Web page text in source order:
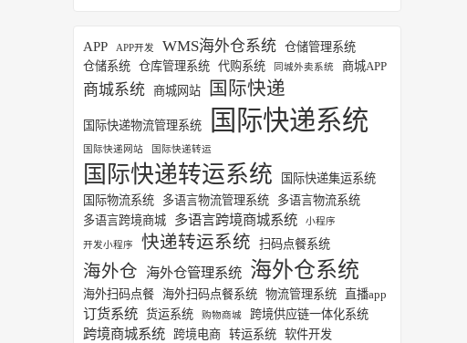
APP APP开发 WMS海外仓系统 仓储管理系统
仓储系统 仓库管理系统 代购系统 同城外卖系统 商城APP
商城系统 商城网站 国际快递
国际快递物流管理系统 国际快递系统
国际快递网站 国际快递转运
国际快递转运系统
国际快递集运系统
国际物流系统
多语言物流管理系统
多语言物流系统
多语言跨境商城
多语言跨境商城系统 小程序
开发小程序 快递转运系统 扫码点餐系统
海外仓 海外仓管理系统 海外仓系统
海外扫码点餐 海外扫码点餐系统 物流管理系统 直播app
订货系统 货运系统 购物商城 跨境供应链一体化系统
跨境商城系统 跨境电商 转运系统 软件开发